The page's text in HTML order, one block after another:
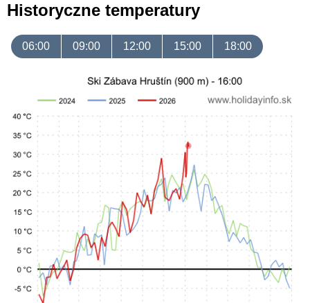
Historyczne temperatury
06:00 09:00 12:00 15:00 18:00